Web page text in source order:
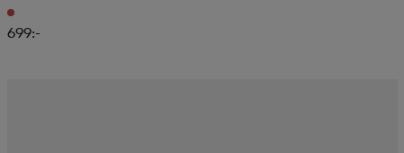
699:-